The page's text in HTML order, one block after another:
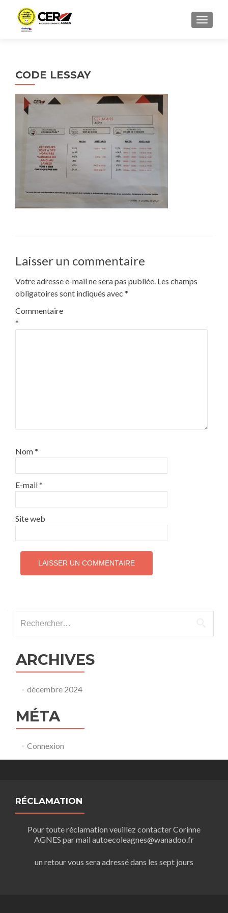
CODE LESSAY
Laisser un commentaire
Votre adresse e-mail ne sera pas publiée. Les champs
obligatoires sont indiqués avec *
Commentaire
*
Nom*
E-mail*
Site web
ARCHIVES
décembre 2024
MÉTA
Connexion
RÉCLAMATION
Pour toute réclamation veuillez contacter Corinne
AGNES par mail autoecoleagnes@wanadoo.fr
un retour vous sera adressé dans les sept jours